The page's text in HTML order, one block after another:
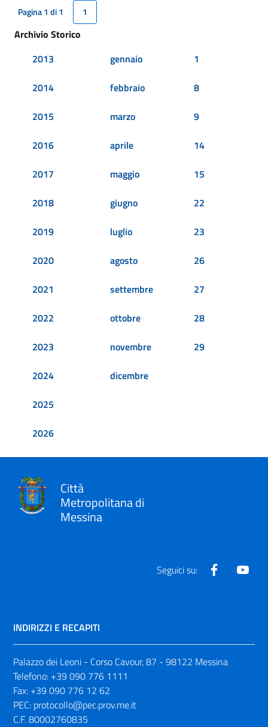
Pagina 1 di 1 1
Archivio Storico
2013
2014
2015
2016
2017
2018
2019
2020
2021
2022
2023
2024
2025
2026
gennaio
febbraio
marzo
aprile
maggio
giugno
luglio
agosto
settembre
ottobre
novembre
dicembre
1
8
9
14
15
22
23
26
27
28
29
Città
Metropolitana di
Messina
Seguici su: Facebook
INDIRIZZI E RECAPITI
Palazzo dei Leoni - Corso Cavour, 87 - 98122 Messina
Telefono: +39 090 776 1111
Fax: +39 090 776 12 62
PEC: protocollo@pec.prov.me.it
C.F. 80002760835